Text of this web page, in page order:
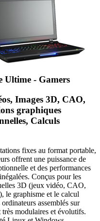
Ultime - Gamers
Images 3D, CAO,
graphiques
Calculs
fixes au format portable,
offrent une puissance de
et des performances
Conçus pour les
3D (jeux vidéo, CAO,
le graphisme et le calcul
assemblés sur
très modulaires et évolutifs.